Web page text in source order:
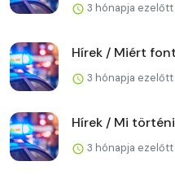
3 hónapja ezelőtt
Hírek / Miért
3 hónapja ezelőtt
Hírek / Mi
3 hónapja ezelőtt